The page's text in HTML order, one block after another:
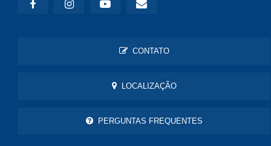
CONTATO
LOCALIZAÇÃO
PERGUNTAS FREQUENTES